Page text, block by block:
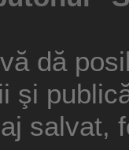
dă
şi
salvat,